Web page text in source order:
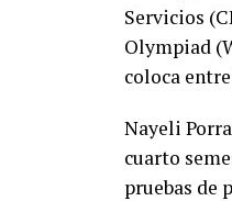
Servicios
Olympiad
coloca
Nayeli
cuarto
pruebas de